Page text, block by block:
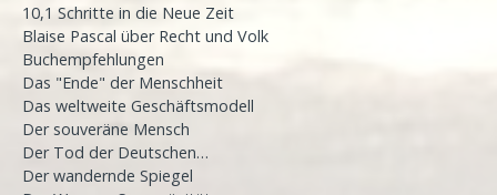
10,1 Schritte in die Neue Zeit
Blaise Pascal über Recht und Volk
Buchempfehlungen
Das "Ende" der Menschheit
Das weltweite Geschäftsmodell
Der souveräne Mensch
Der Tod der Deutschen…
Der wandernde Spiegel